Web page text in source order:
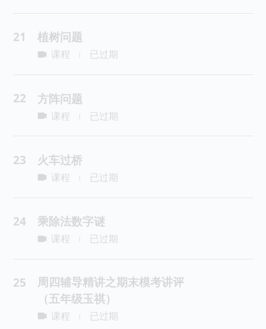
21 植树问题
课程 已过期
22 方阵问题
课程 已过期
23 火车过桥
课程 已过期
24 乘除法数字谜
课程 已过期
25
周四辅导精讲之期末模考讲评
（五年级玉祺）
课程 已过期